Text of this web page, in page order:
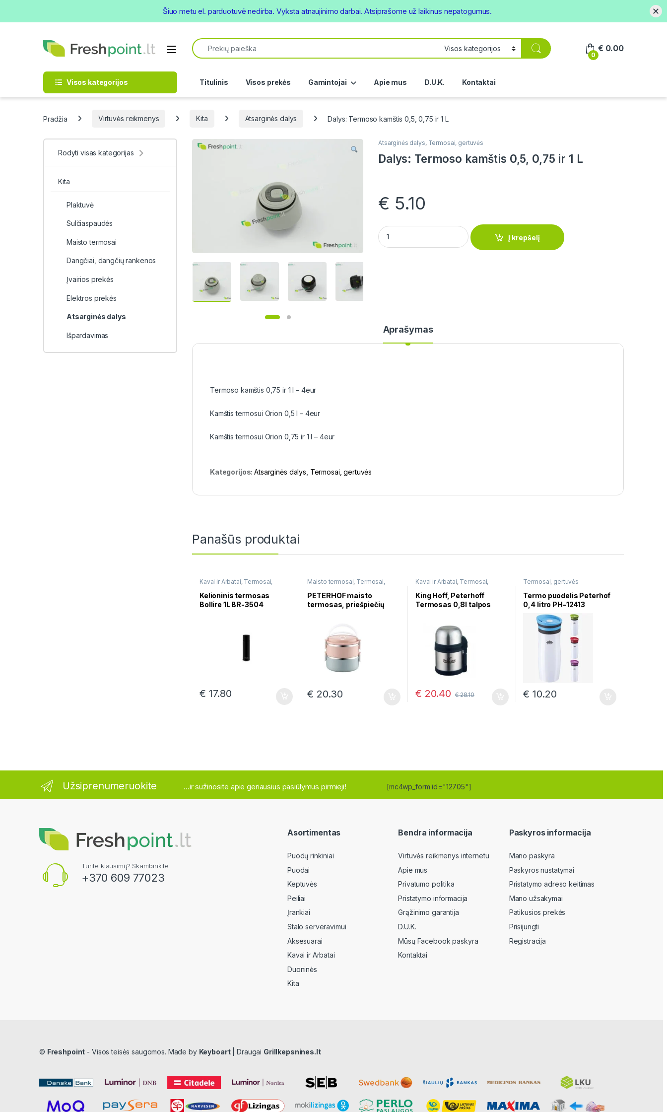
Open
Search for:
0
€ 0.00
Visos kategorijos Titulinis Visos prekės Gamintojai Apie mus D.U.K. Kontaktai
Pradžia Virtuvės reikmenys Kita Atsarginės dalys Dalys: Termoso kamštis 0,5, 0,75 ir 1 L
Atsarginės dalys, Termosai, gertuvės
Dalys: Termoso kamštis 0,5, 0,75 ir 1 L
€ 5.10
Dalys: Termoso kamštis 0,5, 0,75 ir 1 L quantity
Į krepšelį
Aprašymas
Termoso kamštis 0,75 ir 1 l – 4eur
Kamštis termosui Orion 0,5 l – 4eur
Kamštis termosui Orion 0,75 ir 1 l – 4eur
Kategorijos:Atsarginės dalys Termosai, gertuvės
Panašūs produktai
Kavai ir Arbatai, Termosai,
Kelioninis termosas
Bollire 1L BR-3504
€ 17.80
Maisto termosai, Termosai,
PETERHOF maisto
termosas, priešpiečių
€ 20.30
Kavai ir Arbatai, Termosai,
King Hoff, Peterhoff
Termosas 0,8l talpos
€ 20.40 €28.10
Termosai, gertuvės
Termo puodelis Peterhof
0,4 litro PH-12413
€ 10.20
Rodyti visas kategorijas
Kita
Plaktuvė
Sulčiaspaudės
Maisto termosai
Dangčiai, dangčių rankenos
Įvairios prekės
Elektros prekės
Atsarginės dalys
Išpardavimas
Užsiprenumeruokite ...ir sužinosite apie geriausius pasiūlymus pirmieji! [mc4wp_form id="12705"]
Turite klausimų? Skambinkite
+370 609 77023
Asortimentas
Puodų rinkiniai
Puodai
Keptuvės
Peiliai
Įrankiai
Stalo serveravimui
Aksesuarai
Kavai ir Arbatai
Duoninės
Kita
Bendra informacija
Virtuvės reikmenys internetu
Apie mus
Privatumo politika
Pristatymo informacija
Grąžinimo garantija
D.U.K.
Mūsų Facebook paskyra
Kontaktai
Paskyros informacija
Mano paskyra
Paskyros nustatymai
Pristatymo adreso keitimas
Mano užsakymai
Patikusios prekės
Prisijungti
Registracija
© Freshpoint - Visos teisės saugomos. Made by Keyboart| Draugai Grillkepsnines.lt
Šiuo metu el. parduotuvė nedirba. Vyksta atnaujinimo darbai. Atsiprašome už laikinus nepatogumus.